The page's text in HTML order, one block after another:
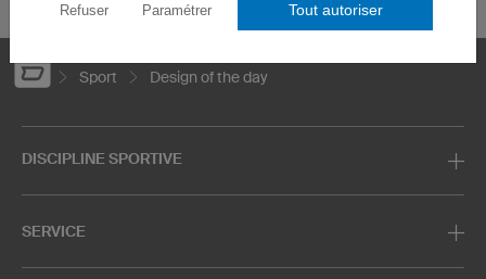
Sport Design of the day
DISCIPLINE SPORTIVE
SERVICE
Refuser Paramétrer Tout autoriser